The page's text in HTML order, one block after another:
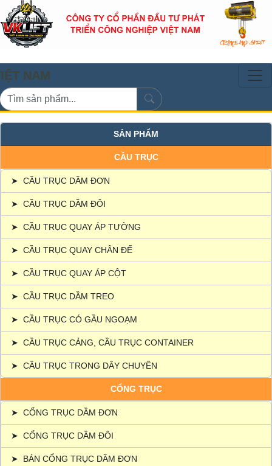
SẢN PHẨM
CẦU TRỤC
➤ CẦU TRỤC DẦM ĐƠN
➤ CẦU TRỤC DẦM ĐÔI
➤ CẦU TRỤC QUAY ÁP TƯỜNG
➤ CẦU TRỤC QUAY CHÂN ĐẾ
➤ CẦU TRỤC QUAY ÁP CỘT
➤ CẦU TRỤC DẦM TREO
➤ CẦU TRỤC CÓ GẦU NGOẠM
➤ CẦU TRỤC CẢNG, CẦU TRỤC CONTAINER
➤ CẦU TRỤC TRONG DÂY CHUYỀN
CỔNG TRỤC
➤ CỔNG TRỤC DẦM ĐƠN
➤ CỔNG TRỤC DẦM ĐÔI
➤ BÁN CỔNG TRỤC DẦM ĐƠN